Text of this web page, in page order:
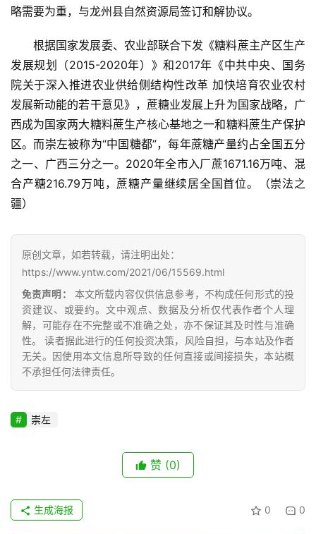
糖
网
公
众
号
现
货
价
专
题
地
区
频
道
链
略需要为重，与龙州县自然资源局签订和解协议。
根据国家发展委、农业部联合下发《糖料蔗主产区生产
发展规划（2015-2020年）》和2017年《中共中央、国务
院关于深入推进农业供给侧结构性改革 加快培育农业农村
发展新动能的若干意见》，蔗糖业发展上升为国家战略，广
西成为国家两大糖料蔗生产核心基地之一和糖料蔗生产保护
区。而崇左被称为“中国糖都”，每年蔗糖产量约占全国五分
之一、广西三分之一。2020年全市入厂蔗1671.16万吨、混
合产糖216.79万吨，蔗糖产量继续居全国首位。（崇法之
疆）
原创文章，如若转载，请注明出处：
https://www.yntw.com/2021/06/15569.html
免责声明：
本文所载内容仅供信息参考，不构成任何形式的投
资建议、或要约。文中观点、数据及分析仅代表作者个人理
解，可能存在不完整或不准确之处，亦不保证其及时性与准确
性。 读者据此进行的任何投资决策，风险自担，与本站及作者
无关。因使用本文信息所导致的任何直接或间接损失，本站概
不承担任何法律责任。
崇左
赞 (0)
0 0
生成海报